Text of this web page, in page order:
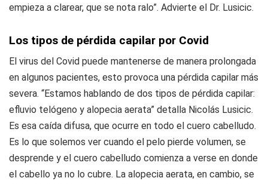
empieza a clarear, que se nota ralo”. Advierte el Dr. Lusicic.
Los tipos de pérdida capilar por Covid
El virus del Covid puede mantenerse de manera prolongada
en algunos pacientes, esto provoca una pérdida capilar más
severa. “Estamos hablando de dos tipos de pérdida capilar:
efluvio telógeno y alopecia aerata” detalla Nicolás Lusicic.
Es esa caída difusa, que ocurre en todo el cuero cabelludo.
Es lo que solemos ver cuando el pelo pierde volumen, se
desprende y el cuero cabelludo comienza a verse en donde
el cabello ya no lo cubre. La alopecia aerata, en cambio, se